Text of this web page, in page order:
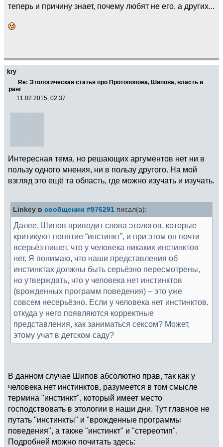
теперь и причину знает, почему любят не его, а других...
kry
Re: Этологическая статья про Протопопова, Шипова, власть и
ранг
11.02.2015, 02:37
Интересная тема, но решающих аргументов нет ни в
пользу одного мнения, ни в пользу другого. На мой
взгляд это ещё та область, где можно изучать и изучать.
Linkey в сообщении #976291 писал(а):
Далее, Шипов приводит слова этологов, которые
критикуют понятие “инстинкт”, и при этом он почти
всерьёз пишет, что у человека никаких инстинктов
нет. Я понимаю, что наши представления об
инстинктах должны быть серьёзно пересмотрены,
но утверждать, что у человека нет инстинктов
(врожденных программ поведения) – это уже
совсем несерьёзно. Если у человека нет инстинктов,
откуда у него появляются корректные
представления, как заниматься сексом? Может,
этому учат в детском саду?
В данном случае Шипов абсолютно прав, так как у
человека нет инстинктов, разумеется в том смысле
термина "инстинкт", который имеет место
господствовать в этологии в наши дни. Тут главное не
путать "инстинкты" и "врожденные программы
поведения", а также "инстинкт" и "стереотип".
Подробней можно почитать здесь: